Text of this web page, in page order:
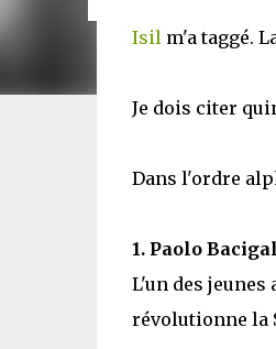
Isilm'a taggé.
Je dois citer
Dans l'ordre
1. Paolo
L'un des
révolutionne la